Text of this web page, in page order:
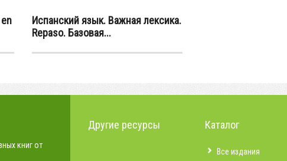
Испанский язык. Важная лексика.
Repaso. Базовая...
книг от
Другие ресурсы Каталог
Все издания